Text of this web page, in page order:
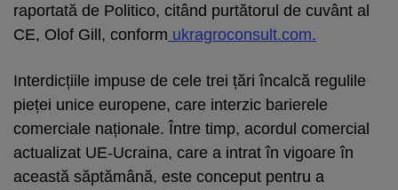
raportată de Politico, citând purtătorul de cuvânt al
CE, Olof Gill, conform ukragroconsult.com.
Interdicțiile impuse de cele trei țări încalcă regulile
pieței unice europene, care interzic barierele
comerciale naționale. Între timp, acordul comercial
actualizat UE-Ucraina, care a intrat în vigoare în
această săptămână, este conceput pentru a